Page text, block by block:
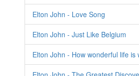
Elton John - Love Song
Elton John - Just Like Belgium
Elton John - How wonderful life